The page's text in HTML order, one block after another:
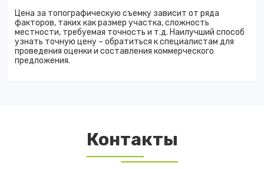
Цена за топографическую съемку зависит от ряда
факторов, таких как размер участка, сложность
местности, требуемая точность и т.д. Наилучший способ
узнать точную цену – обратиться к специалистам для
проведения оценки и составления коммерческого
предложения.
Контакты